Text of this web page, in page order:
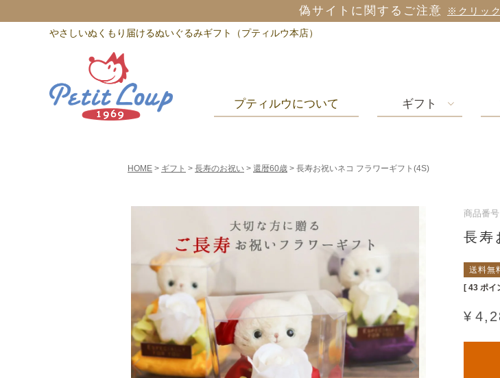
偽サイトに関するご注意※クリックし
やさしいぬくもり届けるぬいぐるみギフト（プティルウ本店）
プティルウについて ギフト
HOME ギフト 長寿のお祝い 還暦60歳 長寿お祝いネコ フラワーギフト(4S)
商品番号
長寿
送料無
[ 43 ポイ
¥